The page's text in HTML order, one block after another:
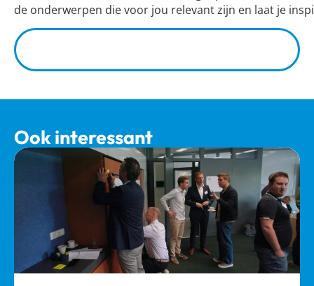
de onderwerpen die voor jou relevant zijn en laat je
Ook interessant